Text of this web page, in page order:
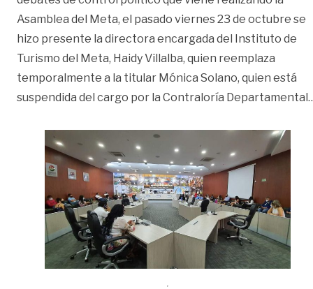
Asamblea del Meta, el pasado viernes 23 de octubre se
hizo presente la directora encargada del Instituto de
Turismo del Meta, Haidy Villalba, quien reemplaza
temporalmente a la titular Mónica Solano, quien está
suspendida del cargo por la Contraloría Departamental